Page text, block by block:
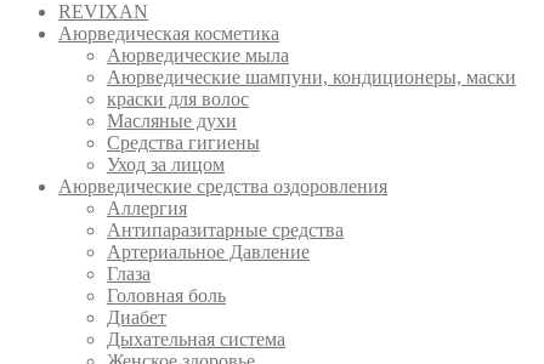
REVIXAN
Аюрведическая косметика
Аюрведические мыла
Аюрведические шампуни, кондиционеры, маски
краски для волос
Масляные духи
Средства гигиены
Уход за лицом
Аюрведические средства оздоровления
Аллергия
Антипаразитарные средства
Артериальное Давление
Глаза
Головная боль
Диабет
Дыхательная система